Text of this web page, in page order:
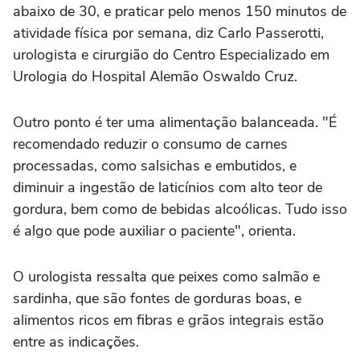
abaixo de 30, e praticar pelo menos 150 minutos de
atividade física por semana, diz Carlo Passerotti,
urologista e cirurgião do Centro Especializado em
Urologia do Hospital Alemão Oswaldo Cruz.
Outro ponto é ter uma alimentação balanceada. "É
recomendado reduzir o consumo de carnes
processadas, como salsichas e embutidos, e
diminuir a ingestão de laticínios com alto teor de
gordura, bem como de bebidas alcoólicas. Tudo isso
é algo que pode auxiliar o paciente", orienta.
O urologista ressalta que peixes como salmão e
sardinha, que são fontes de gorduras boas, e
alimentos ricos em fibras e grãos integrais estão
entre as indicações.